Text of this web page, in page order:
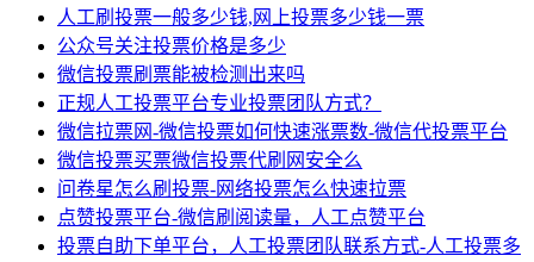
人工刷投票一般多少钱,网上投票多少钱一票
公众号关注投票价格是多少
微信投票刷票能被检测出来吗
正规人工投票平台专业投票团队方式？
微信拉票网-微信投票如何快速涨票数-微信代投票平台
微信投票买票微信投票代刷网安全么
问卷星怎么刷投票-网络投票怎么快速拉票
点赞投票平台-微信刷阅读量，人工点赞平台
投票自助下单平台，人工投票团队联系方式-人工投票多